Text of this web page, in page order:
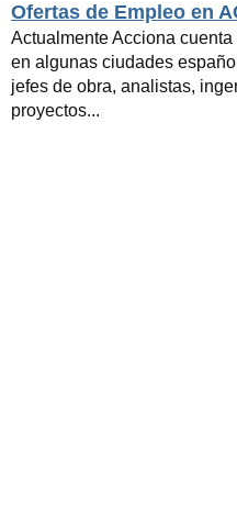
Ofertas de Empleo en
Actualmente Acciona
en algunas ciudades
jefes de obra, analistas,
proyectos...